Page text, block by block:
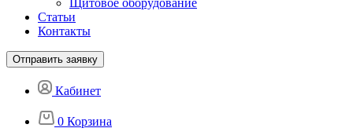
Щитовое оборудование
Статьи
Контакты
Отправить заявку
Кабинет
0 Корзина